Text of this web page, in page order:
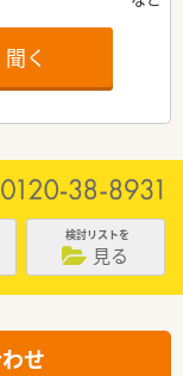
く
検討リストを
見る
せ